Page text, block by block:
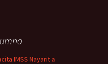
IMSS Nayarit a